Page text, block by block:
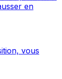
en
vous